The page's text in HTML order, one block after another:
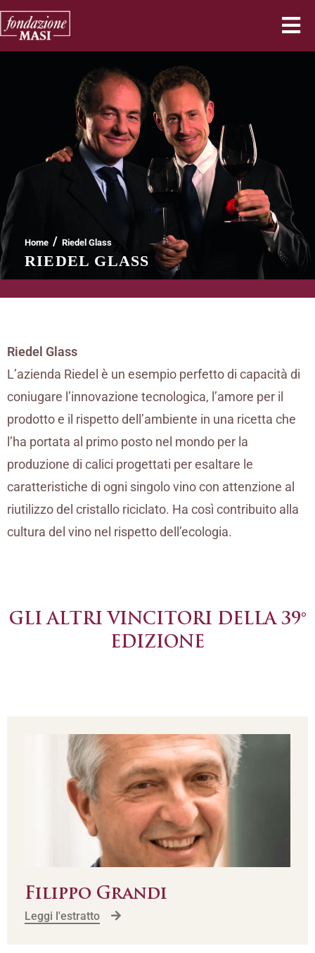
Home / Riedel Glass
RIEDEL GLASS
Riedel Glass
L’azienda Riedel è un esempio perfetto di capacità di
coniugare l’innovazione tecnologica, l’amore per il
prodotto e il rispetto dell’ambiente in una ricetta che
l’ha portata al primo posto nel mondo per la
produzione di calici progettati per esaltare le
caratteristiche di ogni singolo vino con attenzione al
riutilizzo del cristallo riciclato. Ha così contribuito alla
cultura del vino nel rispetto dell’ecologia.
GLI ALTRI VINCITORI DELLA 39°
EDIZIONE
Filippo Grandi
Leggi l'estratto